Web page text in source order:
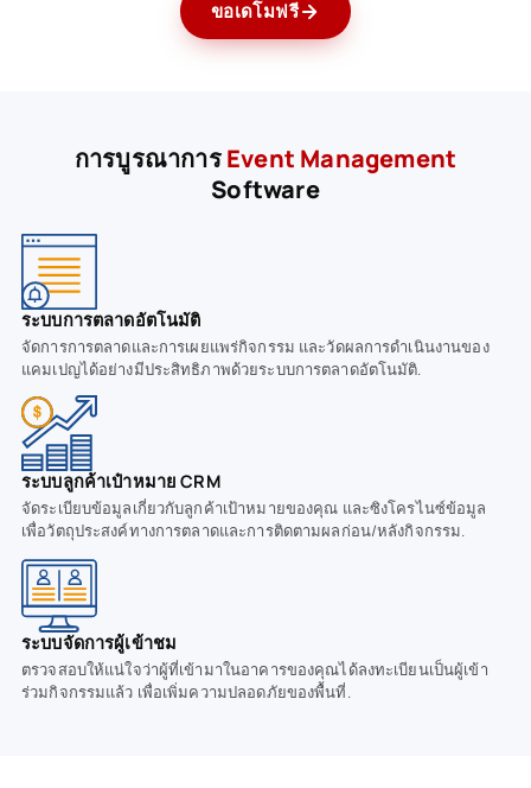
ขอเดโมฟรี
การบูรณาการEvent Management
Software
ระบบการตลาดอัตโนมัติ
จัดการการตลาดและการเผยแพร่กิจกรรม และวัดผลการดำเนินงานของ
แคมเปญได้อย่างมีประสิทธิภาพด้วยระบบการตลาดอัตโนมัติ.
ระบบลูกค้าเป๋าหมาย CRM
จัดระเบียบข้อมูลเกี่ยวกับลูกค้าเป้าหมายของคุณ และซิงโครไนซ์ข้อมูล
เพื่อวัตถุประสงค์ทางการตลาดและการติดตามผลก่อน/หลังกิจกรรม.
ระบบจัดการผู้เข้าชม
ตรวจสอบให้แน่ใจว่าผู้ที่เข้ามาในอาคารของคุณได้ลงทะเบียนเป็นผู้เข้า
ร่วมกิจกรรมแล้ว เพื่อเพิ่มความปลอดภัยของพื้นที่.